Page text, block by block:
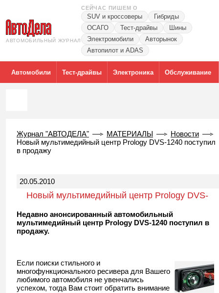
АВТОМОБИЛЬНЫЙ ЖУРНАЛ
СЕЙЧАС ПИШЕМ О
SUV и кроссоверы
Гибриды
ОСАГО
Тест-драйвы
Шины
Электромобили
Авторынок
Автопилот и ADAS
Автомобили Тест-драйвы Электроника Обслуживание
Журнал "АВТОДЕЛА" МАТЕРИАЛЫ
Новости
Новый мультимедийный центр Prology DVS-1240 поступил
в продажу
20.05.2010
Новый мультимедийный центр Prology DVS-
1240 поступил в продажу
Недавно анонсированный автомобильный
мультимедийный центр Prology DVS-1240 поступил в
продажу.
Если поиски стильного и
многофункционального ресивера для Вашего
любимого автомобиля не увенчались
успехом, тогда Вам стоит обратить внимание